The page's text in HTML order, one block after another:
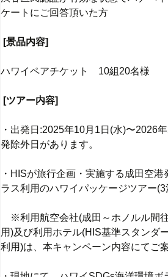
ケートにご回答頂いた方
[景品内容]
ハワイペアチケット 10組20名様
[ツアー内容]
・出発日:2025年10月1日(水)〜2026
発除外日があります。
・HISが旅行企画・実施する成田空
ラス利用のハワイパッケージツアー(3
※利用航空会社(成田～ホノルル間
用)及び利用ホテル(HIS基準スタンダ
利用)は、本キャンペーン内容にてご